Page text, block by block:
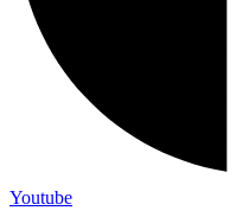
Youtube